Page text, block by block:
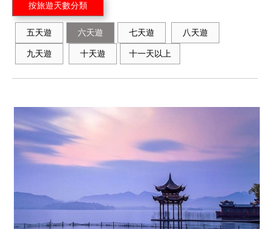
按旅遊天數分類
五天遊 六天遊 七天遊 八天遊
九天遊 十天遊 十一天以上